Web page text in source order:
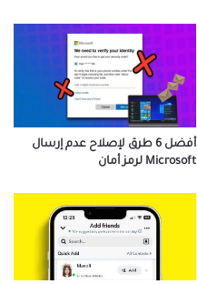
أفضل 6 طرق لإصلاح عدم إرسال
Microsoft لرمز أمان